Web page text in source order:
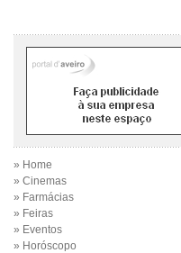
» Home
» Cinemas
» Farmácias
» Feiras
» Eventos
» Horóscopo